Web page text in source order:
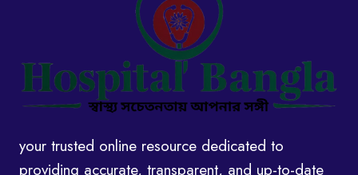
your trusted online resource dedicated to
providing accurate, transparent, and up-to-date